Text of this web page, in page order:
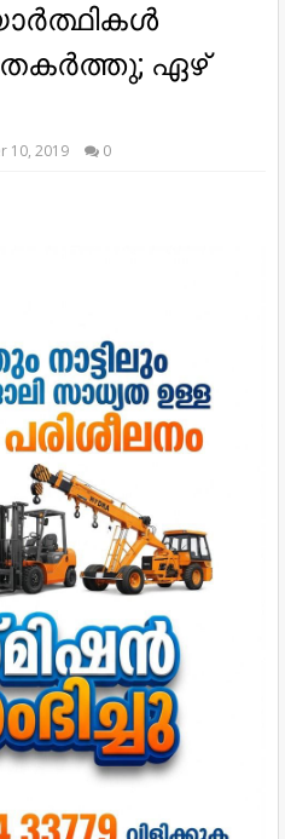
തകര്‍ത്തു; ഏഴ്
10, 2019 0